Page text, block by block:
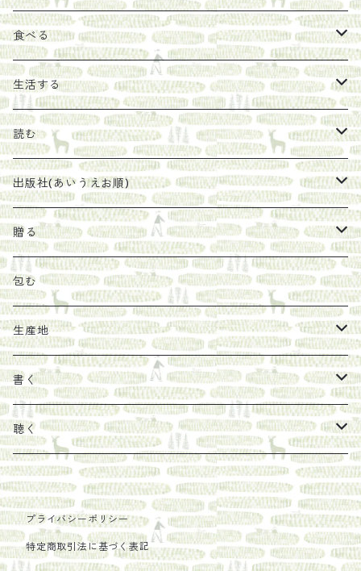
お茶
エキス
珈琲豆
太山寺珈琲焙煎室
食べる
ジャム
うめぼし
塩
オリーブオイル
その他
マスコバド糖
しょうがパウダー
野菜・果物
新しょうが
レモン
生活する
エコラップ
石けん
ヘチマたわし
陶器
馬目隆宏
絵
タンブラー
読む
刊行から時間が経ったけれど、長く売り続けたい一冊
贈り物に勧めたい絵本
紀伊半島ブックマルシェ関連本
らくだ舎出帆室の参考本など
新刊では販売しづらくなった本を巡らせて
古本や自由価格本から探す
出版社(あいうえお順)
らくだ舎出帆室
リトルプレス
mario books
タイドラー
Sakumag
地下BOOKS
疋田千里
PHILOSOPHIA
海外出版社
古本
あ行
明石書店
赤々舎
亜紀書房
か行
偕成社
さ行
贈る
包装
ギフトセット
カレンダー
カップ
ステッカー
包む
生産地
色川
そこそこ農園
農家民泊JUGEM
だものみち
安田農園
フィリピン
パレスチナ
インドネシア
書く
カムワッカ
らくだ舎
ポストカード
聴く
里
COLECTIVO ALTEPE
プライバシーポリシー
特定商取引法に基づく表記